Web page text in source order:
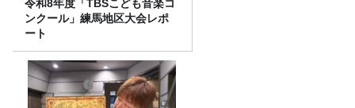
令和8年度「TBSこども音楽コ
ンクール」練馬地区大会レポ
ート